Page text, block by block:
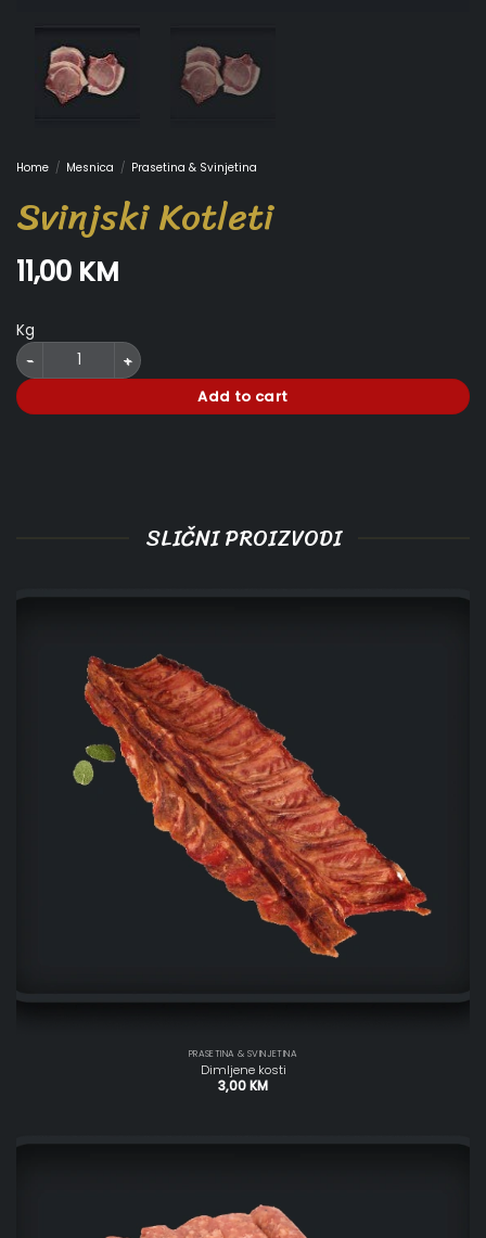
Home / Mesnica / Prasetina & Svinjetina
Svinjski Kotleti
11,00 KM
Kg
Svinjski Kotleti quantity
Add to cart
SLIČNI PROIZVODI
PRASETINA & SVINJETINA
Dimljene kosti
3,00KM